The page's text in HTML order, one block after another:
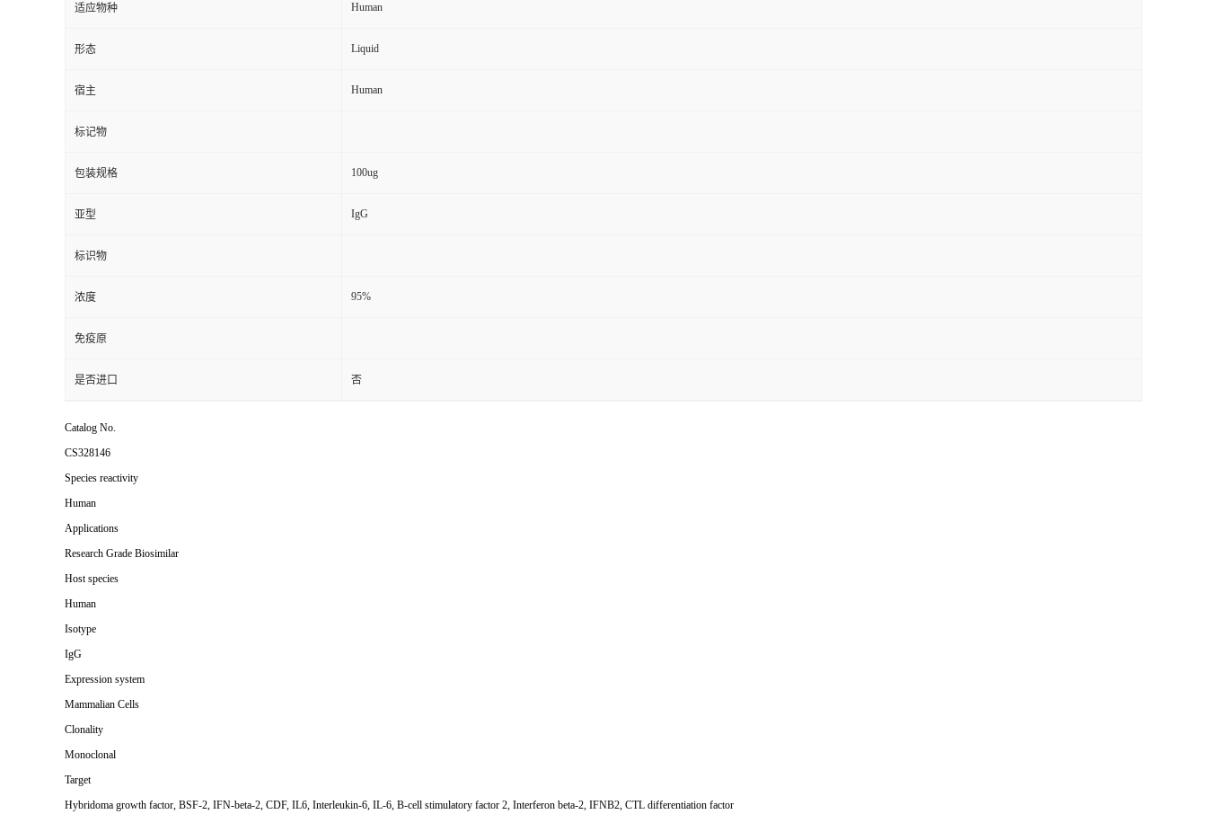
适应物种 Human
形态 Liquid
宿主 Human
标记物
包装规格 100ug
亚型 IgG
标识物
浓度 95%
免疫原
是否进口 否
Catalog No.
CS328146
Species reactivity
Human
Applications
Research Grade Biosimilar
Host species
Human
Isotype
IgG
Expression system
Mammalian Cells
Clonality
Monoclonal
Target
Hybridoma growth factor, BSF-2, IFN-beta-2, CDF, IL6, Interleukin-6, IL-6, B-cell stimulatory factor 2, Interferon beta-2, IFNB2, CTL differentiation factor